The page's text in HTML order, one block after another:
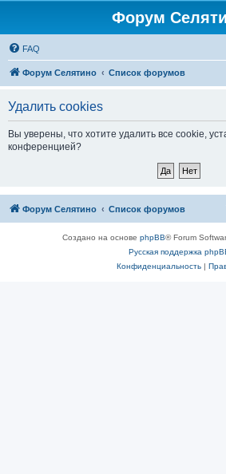
Форум
FAQ
Форум Селятино Список форумов
Удалить cookies
Вы уверены, что хотите удалить все cookie,
конференцией?
Форум Селятино Список форумов
Создано на основе phpBB® Forum
Русская поддержка
Конфиденциальность|